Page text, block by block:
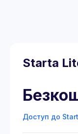
Starta
Доступ до